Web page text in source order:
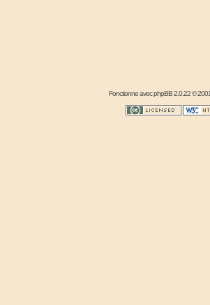
Fonctionne avecphpBB2.0.22 ©